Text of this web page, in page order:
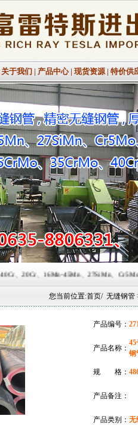
关于我们 | 产品中心| 现货资源 | 特价供
、16Mn-45Mn、27SiMn、Cr5Mo
您当前位置:首页/ 无缝钢管
产品编号：
产品名称：
钢
规 格：
产品备注：
产品类别： 无